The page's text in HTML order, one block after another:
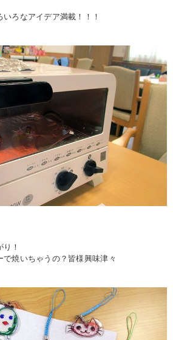
ろなアイデア満載！！！
！
焼いちゃうの？皆様興味津々